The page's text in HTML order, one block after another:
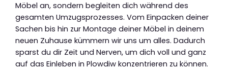
Möbel an, sondern begleiten dich während des
gesamten Umzugsprozesses. Vom Einpacken deiner
Sachen bis hin zur Montage deiner Möbel in deinem
neuen Zuhause kümmern wir uns um alles. Dadurch
sparst du dir Zeit und Nerven, um dich voll und ganz
auf das Einleben in Plowdiw konzentrieren zu können.